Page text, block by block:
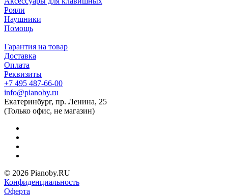
Рояли
Наушники
Помощь
Гарантия на товар
Доставка
Оплата
Реквизиты
+7 495 487-66-00
info@pianoby.ru
Екатеринбург, пр. Ленина, 25
(Только офис, не магазин)
© 2026 Pianoby.RU
Конфиденциальность
Оферта